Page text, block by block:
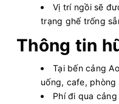
Vị trí ngồi sẽ
trạng ghế trống
Thông tin
Tại bến cảng
uống, cafe, phòng
Phí đi qua